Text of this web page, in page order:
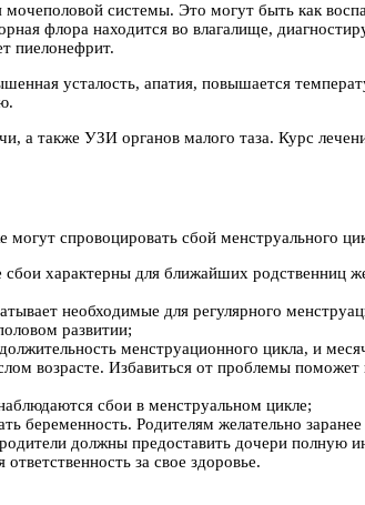
системы. Это могут быть как
флора находится во влагалище,
пиелонефрит.
усталость, апатия, повышается
а также УЗИ органов малого таза. Курс
спровоцировать сбой менструального
характерны для ближайших родственниц
необходимые для регулярного
развитии;
менструационного цикла, и
возрасте. Избавиться от проблемы
сбои в менструальном цикле;
Родителям желательно
должны предоставить дочери полную
за свое здоровье.